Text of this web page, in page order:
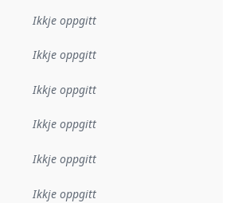
Ikkje oppgitt
Ikkje oppgitt
Ikkje oppgitt
Ikkje oppgitt
Ikkje oppgitt
Ikkje oppgitt